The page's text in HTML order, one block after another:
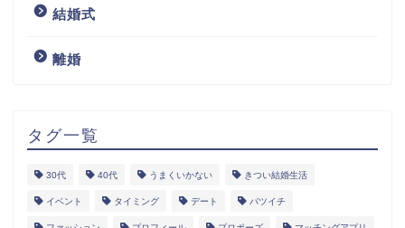
結婚式
離婚
タグ一覧
30代 40代 うまくいかない きつい結婚生活
イベント タイミング デート バツイチ